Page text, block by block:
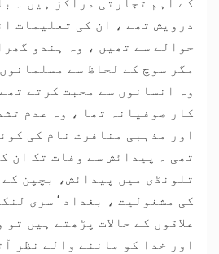
درویش تھے ، ان کی تعلیمات
حوالے سے تھیں ، وہ ہندو
مگر سوچ کے لحاظ سے
وہ انسانوں سے محبت کرتے
کار صوفیانہ تھا ، وہ عدم
اور مذہبی منافرت نام کی
تھی ۔ پیدائش سے وفات تک ان
تلونڈی میں پیدائش، بچپن
کی مشغولیت ، بغداد ‘ سری
علاقوں کے حالات پڑھتے ہیں
اور خدا کو ماننے والے نظر